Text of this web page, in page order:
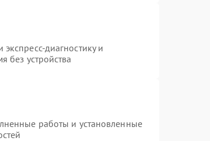
диагностику и
без устройства
работы и установленные